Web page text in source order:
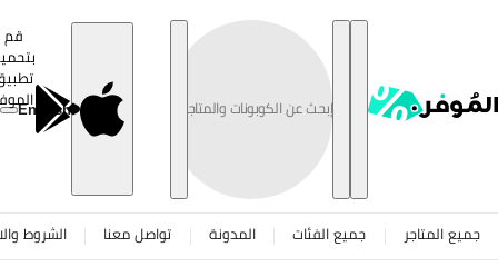
قم
بتحميل
تطبيق
الموفرEnglish
جميع المتاجر جميع الفئات المدونة تواصل معنا الشروط